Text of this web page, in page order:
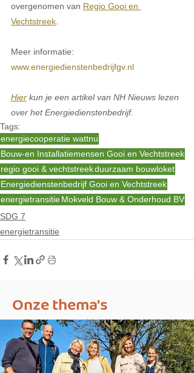
overgenomen van Regio Gooi en
Vechtstreek
Meer informatie:
www.energiedienstenbedrijfgv.nl
Hier kun je een artikel van NH Nieuws lezen
over het Energiedienstenbedrijf.
Tags:
energiecooperatie wattnu
Bouw-en Installatiemensen Gooi en Vechtstreek
regio gooi & vechtstreekduurzaam bouwloket
Energiedienstenbedrijf Gooi en Vechtstreek
energietransitieMokveld Bouw & Onderhoud BV
SDG 7
energietransitie
Onze thema's